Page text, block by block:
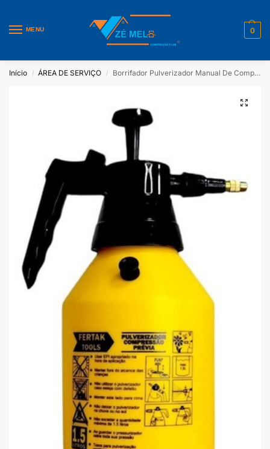
MENU 0
Início / ÁREA DE SERVIÇO / Borrifador Pulverizador Manual De Compressão 1,5L Fertak